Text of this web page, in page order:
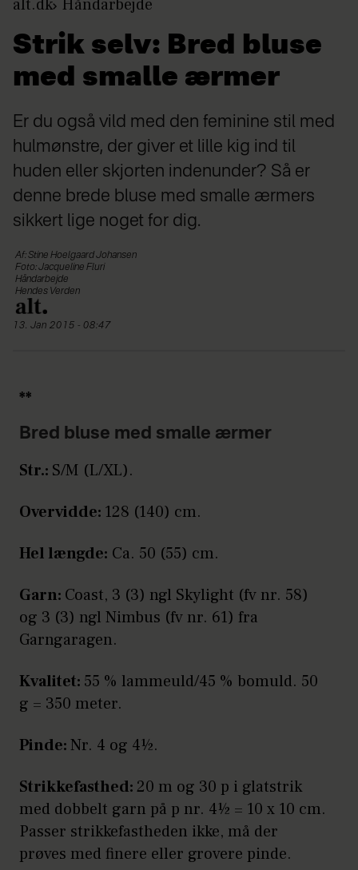
alt.dk Håndarbejde
Strik selv: Bred bluse
med smalle ærmer
Er du også vild med den feminine stil med
hulmønstre, der giver et lille kig ind til
huden eller skjorten indenunder? Så er
denne brede bluse med smalle ærmers
sikkert lige noget for dig.
Af: Stine Hoelgaard Johansen
Foto: Jacqueline Fluri
Håndarbejde
Hendes Verden
13. Jan 2015 - 08:47
**
Bred bluse med smalle ærmer
Str.: S/M (L/XL).
Overvidde: 128 (140) cm.
Hel længde: Ca. 50 (55) cm.
Garn: Coast, 3 (3) ngl Skylight (fv nr. 58)
og 3 (3) ngl Nimbus (fv nr. 61) fra
Garngaragen.
Kvalitet: 55 % lammeuld/45 % bomuld. 50
g = 350 meter.
Pinde:Nr. 4 og 4½.
Strikkefasthed:20 m og 30 p i glatstrik
med dobbelt garn på p nr. 4½ = 10 x 10 cm.
Passer strikkefastheden ikke, må der
prøves med finere eller grovere pinde.